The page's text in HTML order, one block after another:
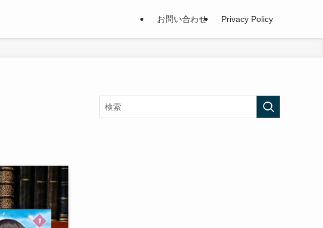
お問い合わせ Privacy Policy